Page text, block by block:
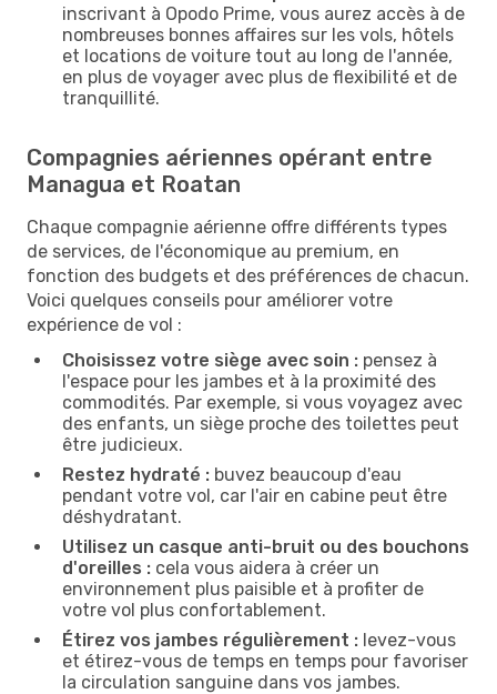
inscrivant à Opodo Prime, vous aurez accès à de
nombreuses bonnes affaires sur les vols, hôtels
et locations de voiture tout au long de l'année,
en plus de voyager avec plus de flexibilité et de
tranquillité.
Compagnies aériennes opérant entre
Managua et Roatan
Chaque compagnie aérienne offre différents types
de services, de l'économique au premium, en
fonction des budgets et des préférences de chacun.
Voici quelques conseils pour améliorer votre
expérience de vol :
Choisissez votre siège avec soin : pensez à
l'espace pour les jambes et à la proximité des
commodités. Par exemple, si vous voyagez avec
des enfants, un siège proche des toilettes peut
être judicieux.
Restez hydraté : buvez beaucoup d'eau
pendant votre vol, car l'air en cabine peut être
déshydratant.
Utilisez un casque anti-bruit ou des bouchons
d'oreilles : cela vous aidera à créer un
environnement plus paisible et à profiter de
votre vol plus confortablement.
Étirez vos jambes régulièrement : levez-vous
et étirez-vous de temps en temps pour favoriser
la circulation sanguine dans vos jambes.